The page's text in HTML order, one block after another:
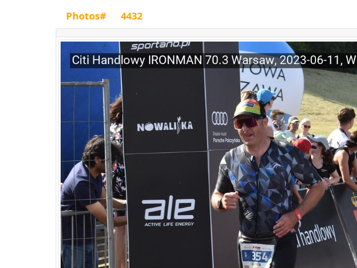
Photos# 4432